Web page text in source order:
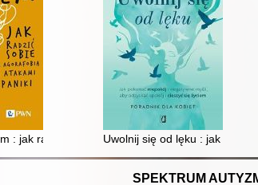
się od nich
: jak radzić sobie z agorafobią i atakami paniki
Uwolnij się od lęku : jak
SPEKTRUM